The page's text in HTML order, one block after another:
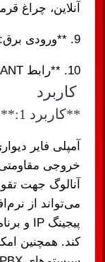
آنلاین، چراغ
9. **ورودی برق:** برای اتصال منبع تغذیه 24V DC.
10. **رابط ANT**
کاربرد
**کاربرد 1:**
آنالوگ جهت